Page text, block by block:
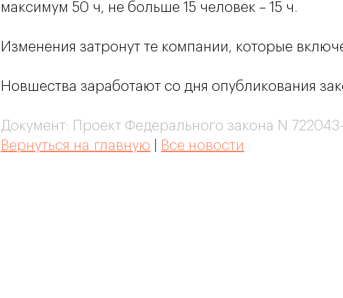
максимум 50 ч, не больше 15 человек – 15 ч.
Изменения затронут те компании, которые
Новшества заработают со дня опубликования
Документ:
Проект Федерального закона N
Вернуться на главную
Все новости